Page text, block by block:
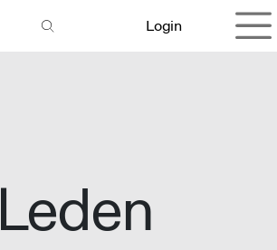
Login
Leden